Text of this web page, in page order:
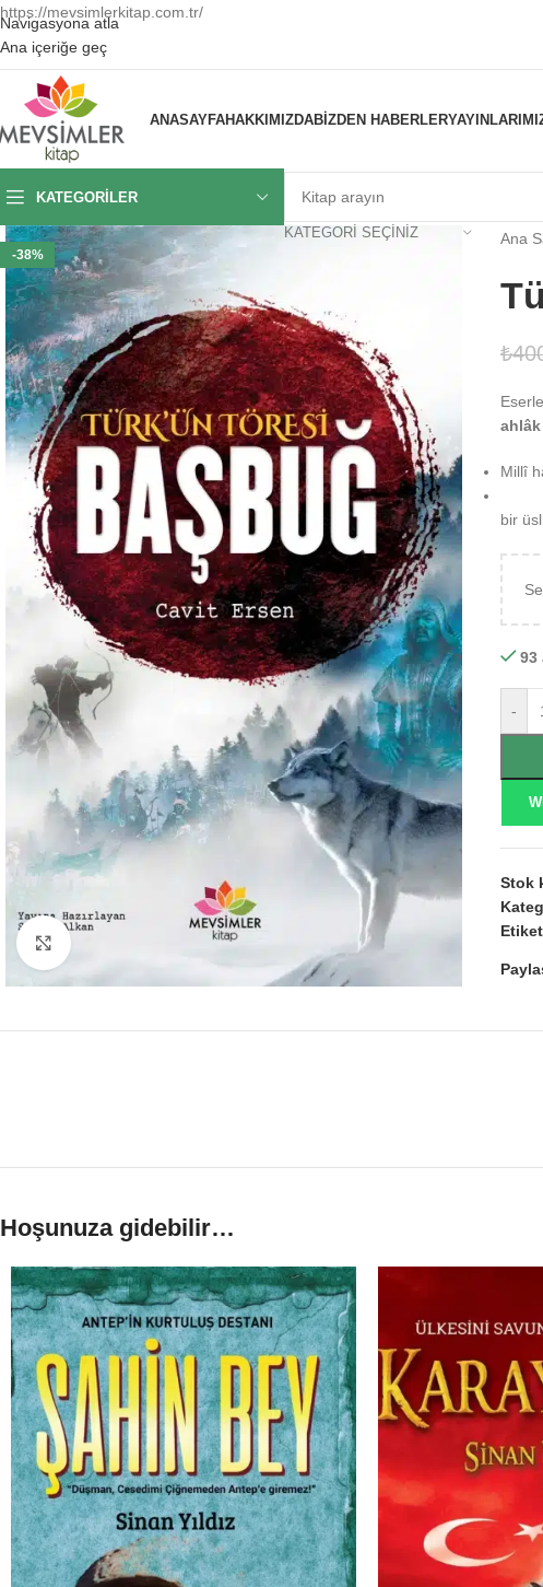
https://mevsimlerkitap.com.tr/
Navigasyona atla
Ana içeriğe geç
ANASAYFAHAKKIMIZDABIZDEN HABERLER
KATEGORILER
KATEGORI SEÇINIZ
-38%
Büyütmek için tıklayın
Ana
₺
ahlâk
Millî
bir
93
-
Stok
Hoşunuza gidebilir…